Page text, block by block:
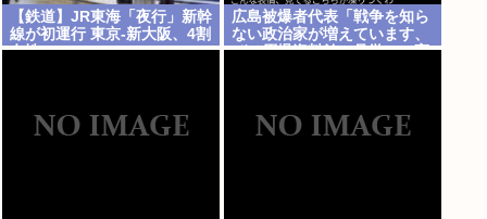
【鉄道】JR東海「夜行」新幹
線が初運行 東京-新大阪、4割
女性
広島被爆者代表「戦争を知ら
ない政治家が増えています、
ぜひ原爆資料館に見学へ」高